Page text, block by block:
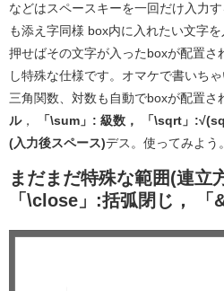
などはスペースキーを一回だけ入力
も添え字同様 box内に入れたい文字
押せばその文字が入ったboxが配置さ
し特殊な仕様です。オマケで書いち
三角関数、対数も自動でboxが配置さ
ル， 「\sum」: 級数， 「\sqrt」
(入力後スペース)デス。使ってみよう。
まだまだ特殊な範囲 (連立
「\close」:括弧閉じ，